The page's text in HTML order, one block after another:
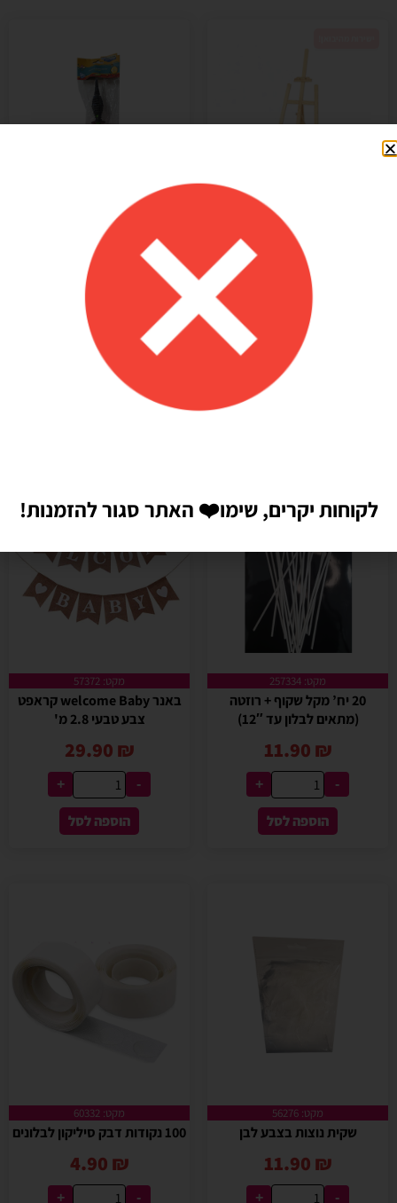
מקט: 54838
כן ציור מסילה עץ אורן טבעי
57X150 ס"מ
99.90
בחרו אפשרות
משאבה ידנית איכותית לבלונים
24.90
הוספה לסל
מקט: 257334
20 יח’ מקל שקוף + רוזטה
(מתאים לבלון עד 12″)
11.90 ₪
-
+
הוספה לסל
מקט: 57372
באנר welcome Baby קראפט
צבע טבעי 2.8 מ'
29.90 ₪
-
+
הוספה לסל
מקט: 56276
שקית נוצות בצבע לבן
11.90 ₪
-
+
מקט: 60332
100 נקודות דבק סיליקון לבלונים
4.90 ₪
-
+
לקוחות יקרים, שימו❤️ האתר סגור להזמנות!